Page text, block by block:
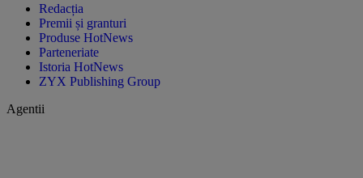
Redacția
Premii și granturi
Produse HotNews
Parteneriate
Istoria HotNews
ZYX Publishing Group
Agentii